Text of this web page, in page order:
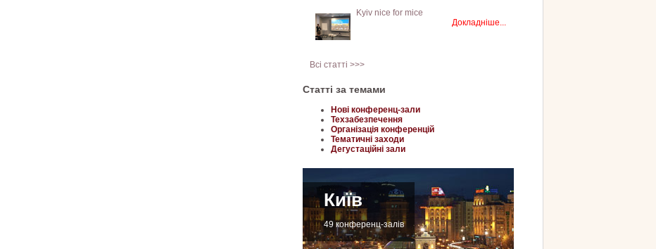
Kyiv nice for mice
Докладніше...
Всі статті >>>
Статті за темами
Нові конференц-зали
Техзабезпечення
Організація конференцій
Тематичні заходи
Дегустаційні зали
Київ
49 конференц-залів